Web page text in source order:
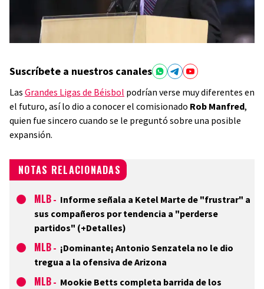
Suscríbete a nuestros canales
Las Grandes Ligas de Béisbol podrían verse muy diferentes en
el futuro, así lo dio a conocer el comisionado Rob Manfred,
quien fue sincero cuando se le preguntó sobre una posible
expansión.
NOTAS RELACIONADAS
MLB - Informe señala a Ketel Marte de "frustrar" a
sus compañeros por tendencia a "perderse
partidos" (+Detalles)
MLB - ¡Dominante¡ Antonio Senzatela no le dio
tregua a la ofensiva de Arizona
MLB - Mookie Betts completa barrida de los